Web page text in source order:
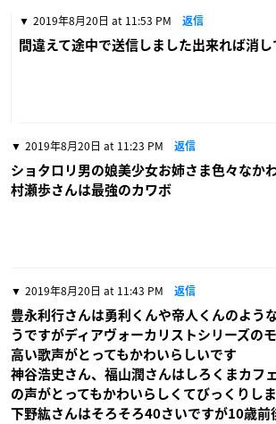
2019年8月20日 at 11:53 PM 返信
間違えて途中で送信しました出来れば消
2019年8月20日 at 11:23 PM 返信
ショタロリ男の娘美少女お姉さま色々なか
村瀬歩さんは最強のカワボ
2019年8月20日 at 11:43 PM 返信
豊永利行さんは勇利くんや帝人くんのよう
うですがディアヴォーカリストシリーズの
高い歌声がとってもかわいらしいです
神谷浩史さん、福山潤さんはしろくまカフ
の声がとってもかわいらしくてびっくりし
下野紘さんはそろそろ40さいですが10歳前